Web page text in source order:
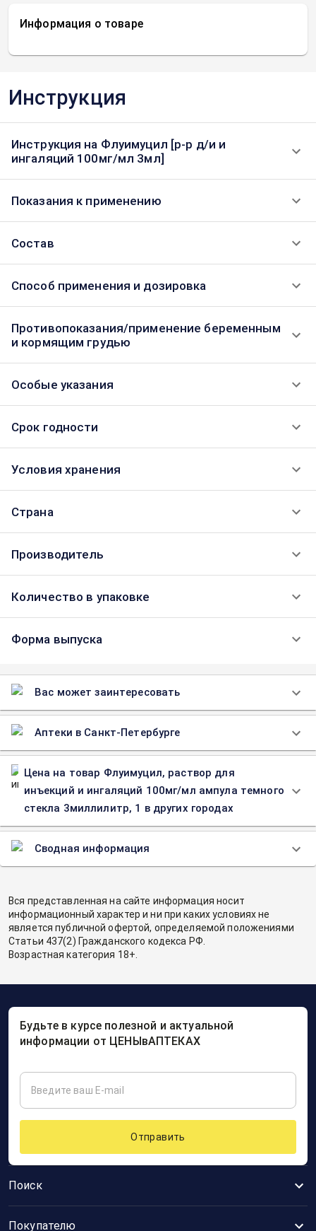
Информация о товаре
Инструкция
Инструкция на Флуимуцил [р-р д/и и
ингаляций 100мг/мл 3мл]
Показания к применению
Состав
Способ применения и дозировка
Противопоказания/применение беременным
и кормящим грудью
Особые указания
Срок годности
Условия хранения
Страна
Производитель
Количество в упаковке
Форма выпуска
Вас может заинтересовать
Аптеки в Санкт-Петербурге
Цена на товар Флуимуцил, раствор для
инъекций и ингаляций 100мг/мл ампула темного
стекла 3миллилитр, 1 в других городах
Сводная информация
Вся представленная на сайте информация носит
информационный характер и ни при каких условиях не
является публичной офертой, определяемой положениями
Статьи 437(2) Гражданского кодекса РФ.
Возрастная категория 18+.
Поиск
Покупателю
Будьте в курсе полезной и актуальной
информации от ЦЕНЫвАПТЕКАХ
Отправить